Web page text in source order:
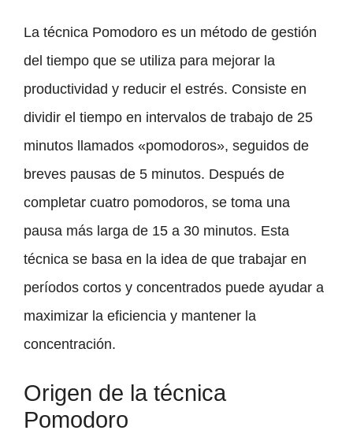
La técnica Pomodoro es un método de gestión
del tiempo que se utiliza para mejorar la
productividad y reducir el estrés. Consiste en
dividir el tiempo en intervalos de trabajo de 25
minutos llamados «pomodoros», seguidos de
breves pausas de 5 minutos. Después de
completar cuatro pomodoros, se toma una
pausa más larga de 15 a 30 minutos. Esta
técnica se basa en la idea de que trabajar en
períodos cortos y concentrados puede ayudar a
maximizar la eficiencia y mantener la
concentración.
Origen de la técnica
Pomodoro